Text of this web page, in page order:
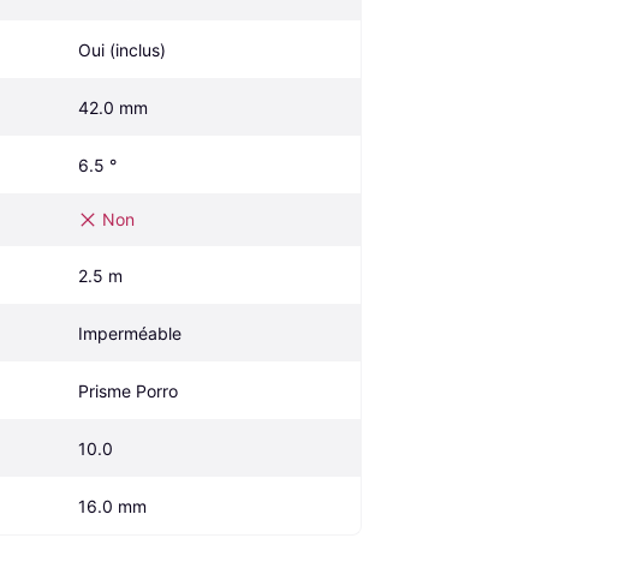
Oui (inclus)
42.0 mm
6.5 °
Non
2.5 m
Imperméable
Prisme Porro
10.0
16.0 mm